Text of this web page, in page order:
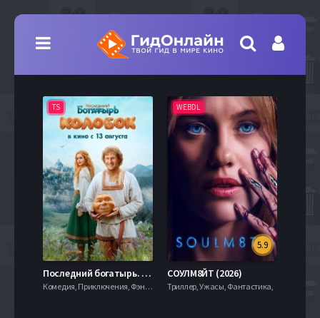
TS
Последний богатырь. Колобок (2026)
Комедия, Приключения, Фэнтези,
WEBDL
5.9
СОУЛМ8ЙТ (2026)
Триллер, Ужасы, Фантастика,